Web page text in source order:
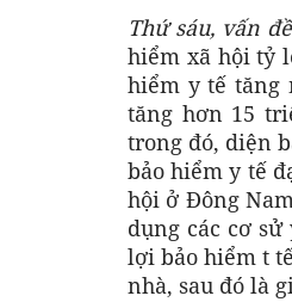
Thứ sáu, vấn
hiểm xã hội tỷ
hiểm y tế tăng
tăng hơn 15
trong đó, diện
bảo hiểm y tế
hội ở Đông
dụng các cơ
lợi bảo hiểm t
nhà, sau đó là